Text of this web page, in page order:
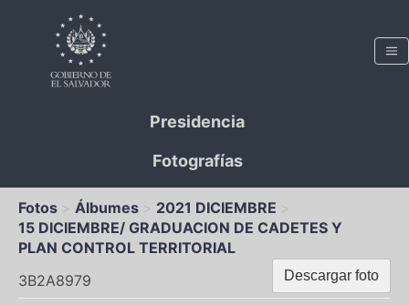
Presidencia
Fotografías
Fotos Álbumes
2021 DICIEMBRE
15 DICIEMBRE/ GRADUACION DE CADETES Y
PLAN CONTROL TERRITORIAL
Descargar foto
3B2A8979